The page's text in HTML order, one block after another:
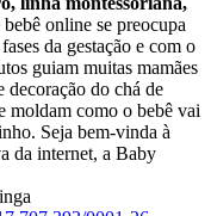
online se preocupa
da gestação e com o
guiam muitas mamães
decoração do chá de
moldam como o bebê vai
Seja bem-vinda à
da internet, a Baby